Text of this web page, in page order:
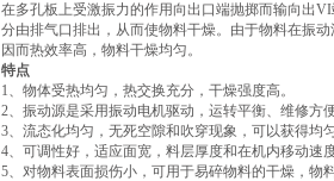
在多孔板上受激振力的作用向出口端抛掷而输向出
分由排气口排出，从而使物料干燥。由于物料在振
因而热效率高，物料干燥均匀。
特点
1、物体受热均匀，热交换充分，干燥强度高。
2、振动源是采用振动电机驱动，运转平衡、维修方
3、流态化均匀，无死空隙和吹穿现象，可以获得均
4、可调性好，适应面宽，料层厚度和在机内移动速
5、对物料表面损伤小，可用于易碎物料的干燥，物